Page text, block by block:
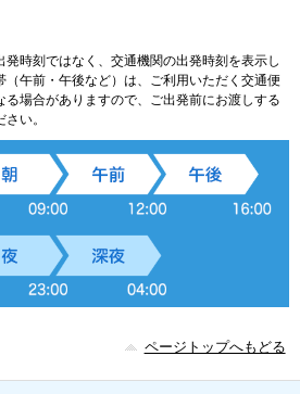
発時刻ではなく、交通機関の出発時刻を表示し
（午前・午後など）は、ご利用いただく交通便
場合がありますので、ご出発前にお渡しする
い。
ページトップへもどる